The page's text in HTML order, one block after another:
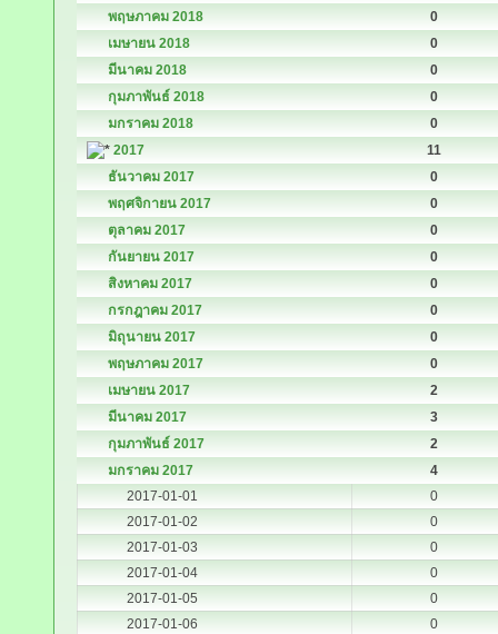
พฤษภาคม 2018
0
เมษายน 2018
0
มีนาคม 2018
0
กุมภาพันธ์ 2018
0
มกราคม 2018
0
2017
11
ธันวาคม 2017
0
พฤศจิกายน 2017
0
ตุลาคม 2017
0
กันยายน 2017
0
สิงหาคม 2017
0
กรกฎาคม 2017
0
มิถุนายน 2017
0
พฤษภาคม 2017
0
เมษายน 2017
2
มีนาคม 2017
3
กุมภาพันธ์ 2017
2
มกราคม 2017
4
2017-01-01
0
2017-01-02
0
2017-01-03
0
2017-01-04
0
2017-01-05
0
2017-01-06
0